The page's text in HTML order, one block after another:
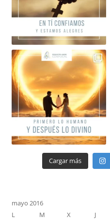
Cargar más
mayo 2016
L
M X J